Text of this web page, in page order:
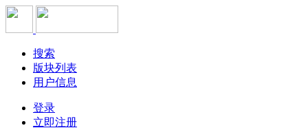
搜索
版块列表
用户信息
登录
立即注册